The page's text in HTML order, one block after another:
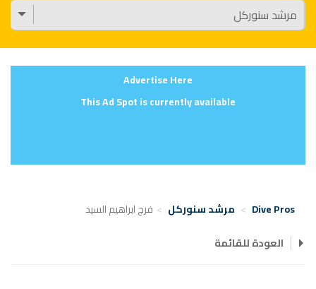
Advertise Here
This Ad Spot is currently available
Dive Pros مرشد سنوركل
فرج ابراهيم السيد
العودة للقائمة